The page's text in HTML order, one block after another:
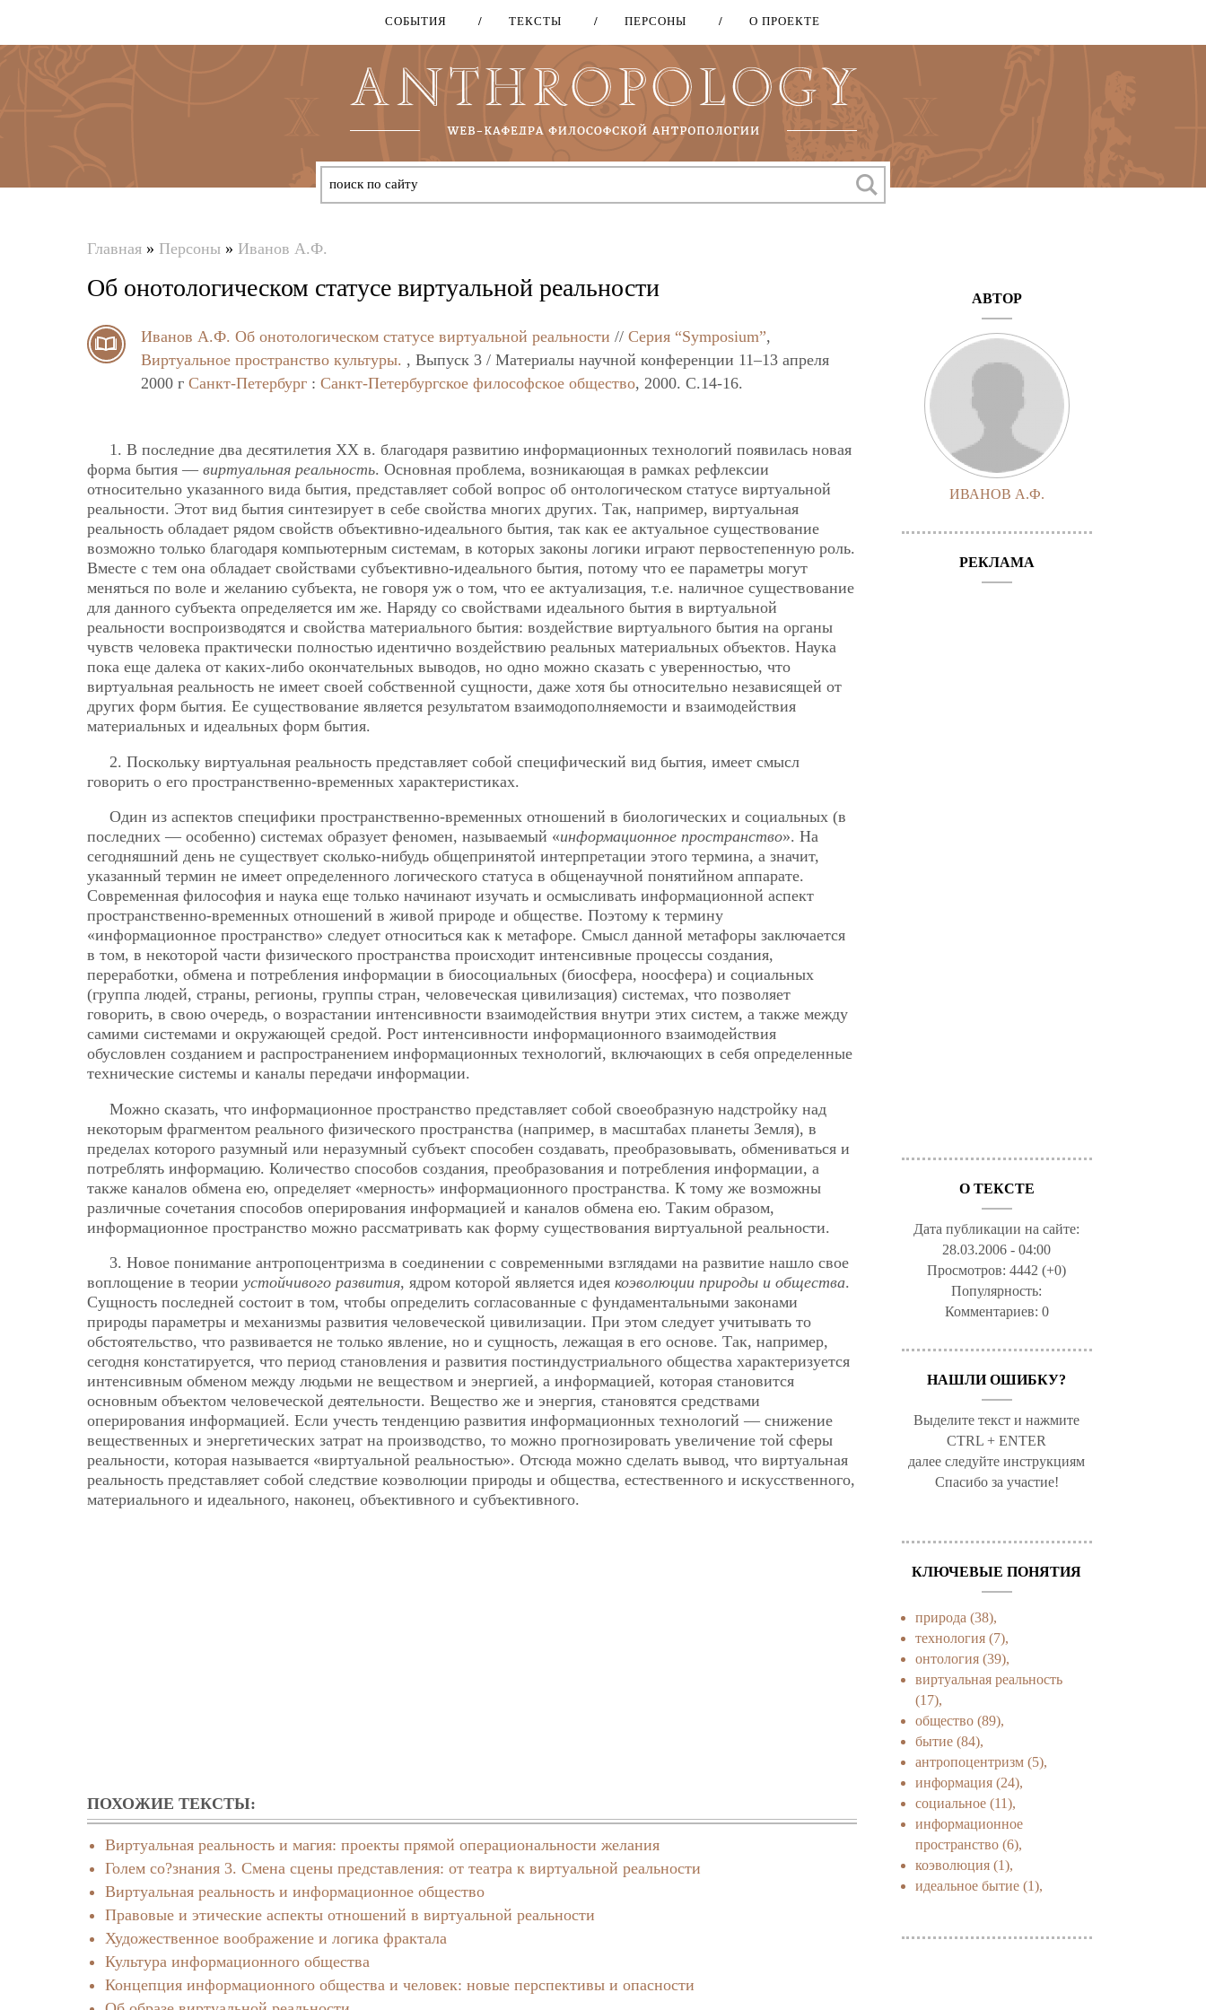
Перейти
основному
содержанию
СОБЫТИЯ ТЕКСТЫ ПЕРСОНЫ О ПРОЕКТЕ
здесь
Главная » Персоны » Иванов А.Ф.
Об онотологическом статусе виртуальной реальности
Иванов А.Ф. Об онотологическом статусе виртуальной реальности // Серия “Symposium”,
Виртуальное пространство культуры. , Выпуск 3 / Материалы научной конференции 11–13 апреля
2000 г Санкт-Петербург : Санкт-Петербургское философское общество, 2000. C.14-16.
1. В последние два десятилетия XX в. благодаря развитию информационных технологий появилась новая
форма бытия — виртуальная реальность. Основная проблема, возникающая в рамках рефлексии
относительно указанного вида бытия, представляет собой вопрос об онтологическом статусе виртуальной
реальности. Этот вид бытия синтезирует в себе свойства многих других. Так, например, виртуальная
реальность обладает рядом свойств объективно-идеального бытия, так как ее актуальное существование
возможно только благодаря компьютерным системам, в которых законы логики играют первостепенную роль.
Вместе с тем она обладает свойствами субъективно-идеального бытия, потому что ее параметры могут
меняться по воле и желанию субъекта, не говоря уж о том, что ее актуализация, т.е. наличное существование
для данного субъекта определяется им же. Наряду со свойствами идеального бытия в виртуальной
реальности воспроизводятся и свойства материального бытия: воздействие виртуального бытия на органы
чувств человека практически полностью идентично воздействию реальных материальных объектов. Наука
пока еще далека от каких-либо окончательных выводов, но одно можно сказать с уверенностью, что
виртуальная реальность не имеет своей собственной сущности, даже хотя бы относительно независящей от
других форм бытия. Ее существование является результатом взаимодополняемости и взаимодействия
материальных и идеальных форм бытия.
2. Поскольку виртуальная реальность представляет собой специфический вид бытия, имеет смысл
говорить о его пространственно-временных характеристиках.
Один из аспектов специфики пространственно-временных отношений в биологических и социальных (в
последних — особенно) системах образует феномен, называемый «информационное пространство». На
сегодняшний день не существует сколько-нибудь общепринятой интерпретации этого термина, а значит,
указанный термин не имеет определенного логического статуса в общенаучной понятийном аппарате.
Современная философия и наука еще только начинают изучать и осмысливать информационной аспект
пространственно-временных отношений в живой природе и обществе. Поэтому к термину
«информационное пространство» следует относиться как к метафоре. Смысл данной метафоры заключается
в том, в некоторой части физического пространства происходит интенсивные процессы создания,
переработки, обмена и потребления информации в биосоциальных (биосфера, ноосфера) и социальных
(группа людей, страны, регионы, группы стран, человеческая цивилизация) системах, что позволяет
говорить, в свою очередь, о возрастании интенсивности взаимодействия внутри этих систем, а также между
самими системами и окружающей средой. Рост интенсивности информационного взаимодействия
обусловлен созданием и распространением информационных технологий, включающих в себя определенные
технические системы и каналы передачи информации.
Можно сказать, что информационное пространство представляет собой своеобразную надстройку над
некоторым фрагментом реального физического пространства (например, в масштабах планеты Земля), в
пределах которого разумный или неразумный субъект способен создавать, преобразовывать, обмениваться и
потреблять информацию. Количество способов создания, преобразования и потребления информации, а
также каналов обмена ею, определяет «мерность» информационного пространства. К тому же возможны
различные сочетания способов оперирования информацией и каналов обмена ею. Таким образом,
информационное пространство можно рассматривать как форму существования виртуальной реальности.
3. Новое понимание антропоцентризма в соединении с современными взглядами на развитие нашло свое
воплощение в теории устойчивого развития, ядром которой является идея коэволюции природы и общества.
Сущность последней состоит в том, чтобы определить согласованные с фундаментальными законами
природы параметры и механизмы развития человеческой цивилизации. При этом следует учитывать то
обстоятельство, что развивается не только явление, но и сущность, лежащая в его основе. Так, например,
сегодня констатируется, что период становления и развития постиндустриального общества характеризуется
интенсивным обменом между людьми не веществом и энергией, а информацией, которая становится
основным объектом человеческой деятельности. Вещество же и энергия, становятся средствами
оперирования информацией. Если учесть тенденцию развития информационных технологий — снижение
вещественных и энергетических затрат на производство, то можно прогнозировать увеличение той сферы
реальности, которая называется «виртуальной реальностью». Отсюда можно сделать вывод, что виртуальная
реальность представляет собой следствие коэволюции природы и общества, естественного и искусственного,
материального и идеального, наконец, объективного и субъективного.
ПОХОЖИЕ ТЕКСТЫ:
Виртуальная реальность и магия: проекты прямой операциональности желания
Голем со?знания 3. Смена сцены представления: от театра к виртуальной реальности
Виртуальная реальность и информационное общество
Правовые и этические аспекты отношений в виртуальной реальности
Художественное воображение и логика фрактала
Культура информационного общества
Концепция информационного общества и человек: новые перспективы и опасности
АВТОР
ИВАНОВ А.Ф.
РЕКЛАМА
О ТЕКСТЕ
Дата публикации на сайте:
28.03.2006 - 04:00
Просмотров:4442 (+0)
Популярность:
Комментариев: 0
НАШЛИ ОШИБКУ?
Выделите текст и нажмите
CTRL + ENTER
далее следуйте инструкциям
Спасибо за участие!
КЛЮЧЕВЫЕ ПОНЯТИЯ
природа (38),
технология (7),
онтология (39),
виртуальная реальность
(17),
общество (89),
бытие (84),
антропоцентризм (5),
информация (24),
социальное (11),
информационное
пространство (6),
коэволюция (1),
идеальное бытие (1),